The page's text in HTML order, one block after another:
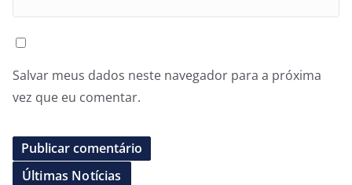
Salvar meus dados neste navegador para a próxima
vez que eu comentar.
Últimas Notícias